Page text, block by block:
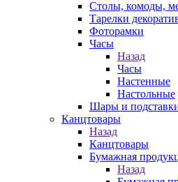
Столы, комоды,
Тарелки
Фоторамки
Часы
Назад
Часы
Настенные
Настольные
Шары и
Канцтовары
Назад
Канцтовары
Бумажная
Назад